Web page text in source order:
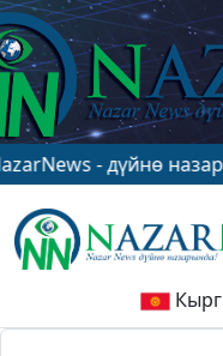
- дүйнө назарында!